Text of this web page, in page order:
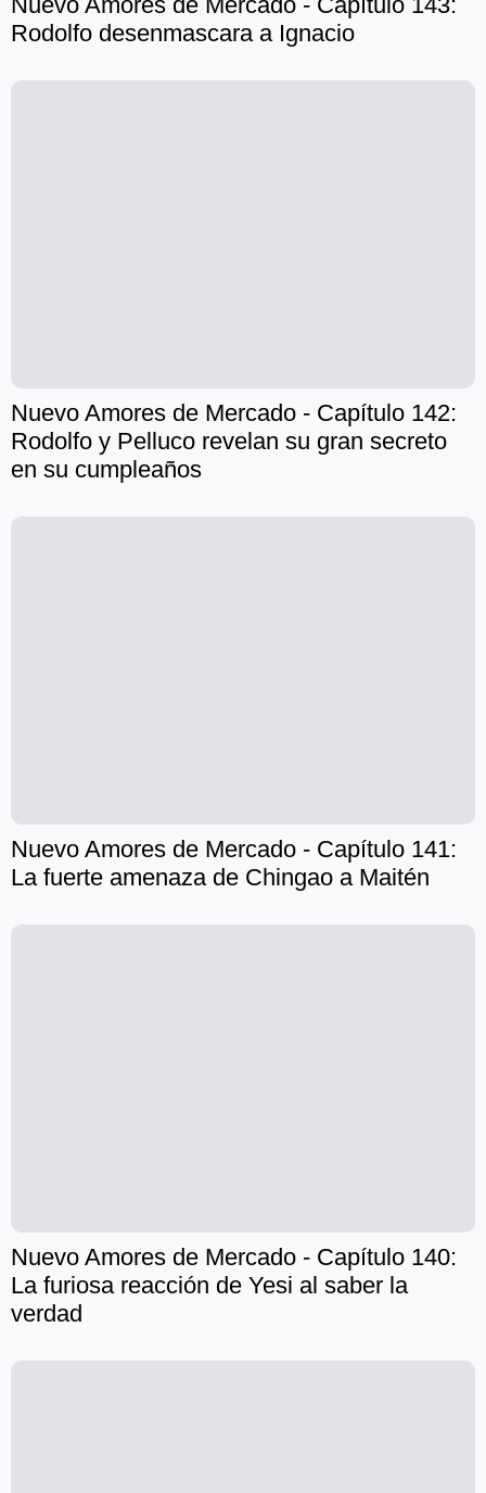
Rodolfo desenmascara a Ignacio
Nuevo Amores de Mercado - Capítulo 142:
Rodolfo y Pelluco revelan su gran secreto
en su cumpleaños
Nuevo Amores de Mercado - Capítulo 141:
La fuerte amenaza de Chingao a Maitén
Nuevo Amores de Mercado - Capítulo 140:
La furiosa reacción de Yesi al saber la
verdad